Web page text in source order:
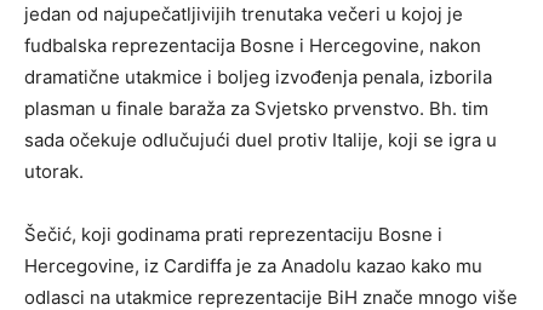
jedan od najupečatljivijih trenutaka večeri u kojoj je
fudbalska reprezentacija Bosne i Hercegovine, nakon
dramatične utakmice i boljeg izvođenja penala, izborila
plasman u finale baraža za Svjetsko prvenstvo. Bh. tim
sada očekuje odlučujući duel protiv Italije, koji se igra u
utorak.
Šečić, koji godinama prati reprezentaciju Bosne i
Hercegovine, iz Cardiffa je za Anadolu kazao kako mu
odlasci na utakmice reprezentacije BiH znače mnogo više